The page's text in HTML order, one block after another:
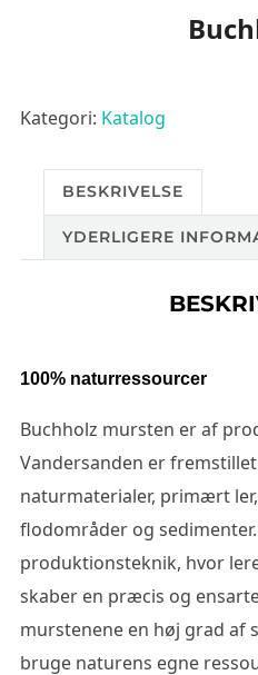
Kategori: Katalog
BESKRIVELSE
YDERLIGERE
100% naturressourcer
Buchholz mursten er af
Vandersanden er
naturmaterialer, primært
flodområder og
produktionsteknik, hvor
skaber en præcis og
murstenene en høj grad af
bruge naturens egne